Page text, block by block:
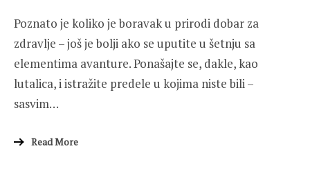
Poznato je koliko je boravak u prirodi dobar za
zdravlje – još je bolji ako se uputite u šetnju sa
elementima avanture. Ponašajte se, dakle, kao
lutalica, i istražite predele u kojima niste bili –
sasvim…
Read More